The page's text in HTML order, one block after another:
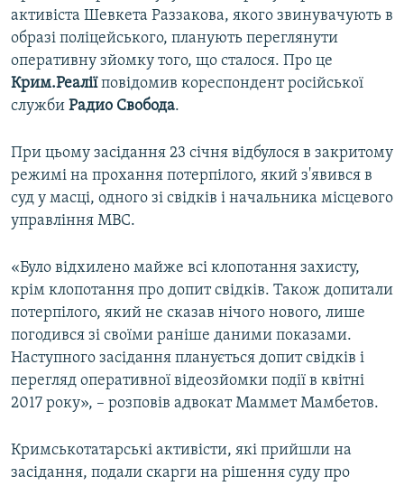
активіста Шевкета Раззакова, якого звинувачують в
образі поліцейського, планують переглянути
оперативну зйомку того, що сталося. Про це
Крим.Реаліїповідомив кореспондент російської
служби Радио Свобода.
При цьому засідання 23 січня відбулося в закритому
режимі на прохання потерпілого, який з'явився в
суд у масці, одного зі свідків і начальника місцевого
управління МВС.
«Було відхилено майже всі клопотання захисту,
крім клопотання про допит свідків. Також допитали
потерпілого, який не сказав нічого нового, лише
погодився зі своїми раніше даними показами.
Наступного засідання планується допит свідків і
перегляд оперативної відеозйомки події в квітні
2017 року», – розповів адвокат Маммет Мамбетов.
Кримськотатарські активісти, які прийшли на
засідання, подали скарги на рішення суду про